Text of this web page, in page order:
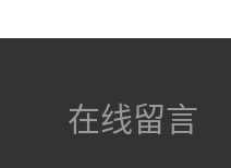
在线留言